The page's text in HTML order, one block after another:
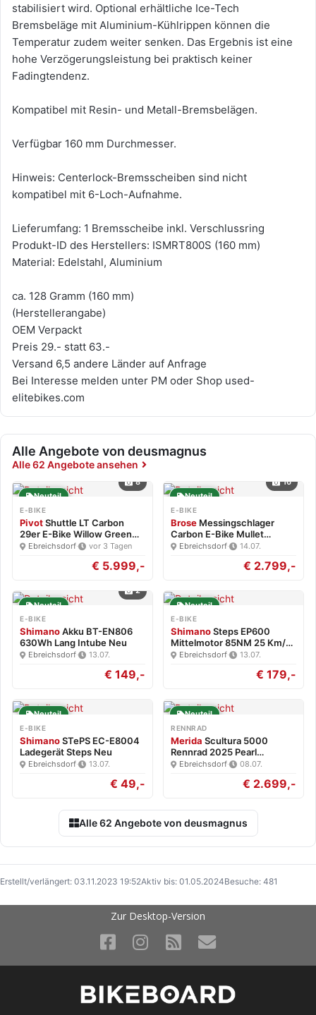
stabilisiert wird. Optional erhältliche Ice-Tech
Bremsbeläge mit Aluminium-Kühlrippen können die
Temperatur zudem weiter senken. Das Ergebnis ist eine
hohe Verzögerungsleistung bei praktisch keiner
Fadingtendenz.
Kompatibel mit Resin- und Metall-Bremsbelägen.
Verfügbar 160 mm Durchmesser.
Hinweis: Centerlock-Bremsscheiben sind nicht
kompatibel mit 6-Loch-Aufnahme.
Lieferumfang: 1 Bremsscheibe inkl. Verschlussring
Produkt-ID des Herstellers: ISMRT800S (160 mm)
Material: Edelstahl, Aluminium
ca. 128 Gramm (160 mm)
(Herstellerangabe)
OEM Verpackt
Preis 29.- statt 63.-
Versand 6,5 andere Länder auf Anfrage
Bei Interesse melden unter PM oder Shop used-
elitebikes.com
Alle Angebote von deusmagnus
Alle 62 Angebote ansehen
8
Neuteil
E-BIKE
PivotShuttle LT Carbon
29er E-Bike Willow Green…
Ebreichsdorf· vor 3 Tagen
€ 5.999,-
16
Neuteil
E-BIKE
Brose Messingschlager
Carbon E-Bike Mullet
Brose…
Ebreichsdorf· 14.07.
€ 2.799,-
2
Neuteil
E-BIKE
ShimanoAkku BT-EN806
630Wh Lang Intube Neu
Ebreichsdorf· 13.07.
€ 149,-
Neuteil
E-BIKE
ShimanoSteps EP600
Mittelmotor 85NM 25 Km/h
NeuEbreichsdorf· 13.07.
€ 179,-
Neuteil
E-BIKE
ShimanoSTePS EC-E8004
Ladegerät Steps Neu
Ebreichsdorf· 13.07.
€ 49,-
Neuteil
RENNRAD
Merida Scultura 5000
Rennrad 2025 Pearl
White/Blk…
Ebreichsdorf· 08.07.
€ 2.699,-
Alle 62 Angebote von deusmagnus
Erstellt/verlängert: 03.11.2023 19:52Aktiv bis: 01.05.2024Besuche: 481
Zur Desktop-Version